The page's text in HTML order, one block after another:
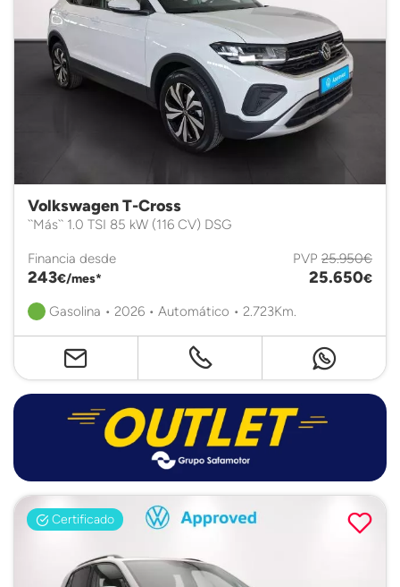
Volkswagen T-Cross
``Más`` 1.0 TSI 85 kW (116 CV) DSG
Financia desde
243€/mes*
PVP 25.950€
25.650€
Gasolina • 2026 • Automático • 2.723Km.
Certificado